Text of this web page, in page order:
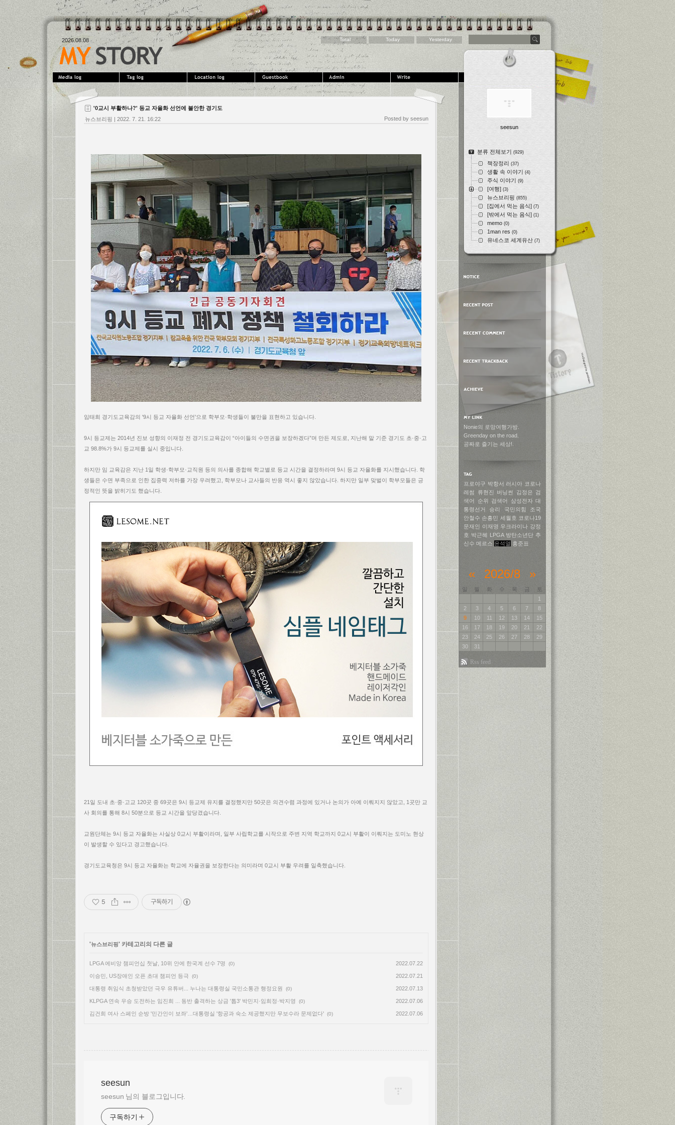
2026.08.08 Total Today Yesterday
'0교시 부활하나?' 등교 자율화 선언에 불안한 경기도
뉴스브리핑 | 2022. 7. 21. 16:22 Posted by seesun
임태희 경기도교육감의 '9시 등교 자율화 선언'으로 학부모·학생들이 불만을 표현하고 있습니다.
9시 등교제는 2014년 진보 성향의 이재정 전 경기도교육감이 “아이들의 수면권을 보장하겠다”며 만든 제도로, 지난해 말 기준 경기도 초·중·고
교 98.8%가 9시 등교제를 실시 중입니다.
하지만 임 교육감은 지난 1일 학생·학부모·교직원 등의 의사를 종합해 학교별로 등교 시간을 결정하라며 9시 등교 자율화를 지시했습니다. 학
생들은 수면 부족으로 인한 집중력 저하를 가장 우려했고, 학부모나 교사들의 반응 역시 좋지 않았습니다. 하지만 일부 맞벌이 학부모들은 긍
정적인 뜻을 밝히기도 했습니다.
21일 도내 초·중·고교 120곳 중 69곳은 9시 등교제 유지를 결정했지만 50곳은 의견수렴 과정에 있거나 논의가 아예 이뤄지지 않았고, 1곳만 교
사 회의를 통해 8시 50분으로 등교 시간을 앞당겼습니다.
교원단체는 9시 등교 자율화는 사실상 0교시 부활이라며, 일부 사립학교를 시작으로 주변 지역 학교까지 0교시 부활이 이뤄지는 도미노 현상
이 발생할 수 있다고 경고했습니다.
경기도교육청은 9시 등교 자율화는 학교에 자율권을 보장한다는 의미라며 0교시 부활 우려를 일축했습니다.
5 구독하기
'뉴스브리핑' 카테고리의 다른 글
LPGA 에비앙 챔피언십 첫날, 10위 안에 한국계 선수 7명 (0) 2022.07.22
이승민, US장애인 오픈 초대 챔피언 등극 (0) 2022.07.21
대통령 취임식 초청받았던 극우 유튜버... 누나는 대통령실 국민소통관 행정요원 (0) 2022.07.13
KLPGA 연속 우승 도전하는 임진희 ... 동반 출격하는 상금 '톱3' 박민지·임희정·박지영 (0) 2022.07.06
김건희 여사 스페인 순방 '민간인이 보좌'…대통령실 '항공과 숙소 제공했지만 무보수라 문제없다' (0) 2022.07.06
seesun
seesun 님의 블로그입니다.
구독하기
seesun
분류 전체보기 (929)
책장정리 (37)
생활 속 이야기 (4)
주식 이야기 (9)
[여행] (3)
뉴스브리핑 (855)
[집에서 먹는 음식] (7)
[밖에서 먹는 음식] (1)
memo (0)
1man res (0)
유네스코 세계유산 (7)
Nonie의 로망여행가방.
Greenday on the road.
공짜로 즐기는 세상!.
프로야구 박항서 러시아 코로나
레썸
류현진 버닝썬 김정은 검
색어 순위
검색어 삼성전자 대
통령선거
승리 국민의힘
조국
안철수 손흥민 세월호 코로나19
문재인 이재명 우크라이나 강정
호 박근혜 LPGA 방탄소년단 추
신수 메르스 윤석열 홍준표
« 2026/8 »
일 월 화 수 목 금
토
1
2
3 4 5 6 7
8
9
10 11 12 13 14
15
16
17 18 19 20 21
22
23
24 25 26 27 28
29
30
31
Rss feed